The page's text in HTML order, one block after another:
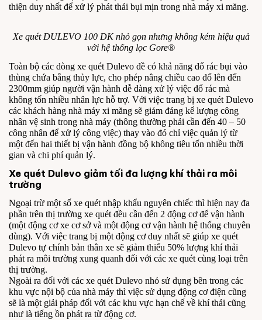
thiện duy nhất để xử lý phát thải bụi mịn trong nhà máy xi măng.
Xe quét DULEVO 100 DK nhỏ gọn nhưng không kém hiệu quả
với hệ thống lọc Gore®
Toàn bộ các dòng xe quét Dulevo đề có khả năng đổ rác bụi vào
thùng chứa bằng thủy lực, cho phép nâng chiều cao đổ lên đến
2300mm giúp người vận hành dễ dàng xử lý việc đổ rác mà
không tốn nhiều nhân lực hỗ trợ. Với việc trang bị xe quét Dulevo
các khách hàng nhà máy xi măng sẽ giảm đáng kể lượng công
nhân vệ sinh trong nhà máy (thông thường phải cần đến 40 – 50
công nhân để xử lý công việc) thay vào đó chỉ việc quản lý từ
một đến hai thiết bị vận hành đồng bộ không tiêu tốn nhiều thời
gian và chi phí quản lý.
Xe quét Dulevo giảm tối đa lượng khí thải ra môi
trường
Ngoại trừ một số xe quét nhập khẩu nguyên chiếc thì hiện nay đa
phần trên thị trường xe quét đều cần đến 2 động cơ để vận hành
(một động cơ xe cơ sở và một động cơ vận hành hệ thống chuyên
dùng). Với việc trang bị một động cơ duy nhất sẽ giúp xe quét
Dulevo tự chính bản thân xe sẽ giảm thiểu 50% lượng khí thải
phát ra môi trường xung quanh đối với các xe quét cùng loại trên
thị trường.
Ngoài ra đối với các xe quét Dulevo nhỏ sử dụng bên trong các
khu vực nội bộ của nhà máy thì việc sử dụng động cơ điện cũng
sẽ là một giải pháp đối với các khu vực hạn chế về khí thải cũng
như là tiếng ồn phát ra từ động cơ.